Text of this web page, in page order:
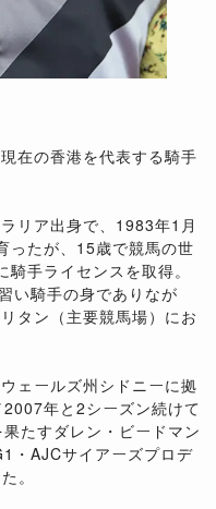
在の香港を代表する騎手
リア出身で、1983年1月
ったが、15歳で競馬の世
手ライセンスを取得。
い騎手の身でありなが
タン（主要競馬場）にお
ェールズ州シドニーに拠
年と2シーズン続けて
たすダレン・ビードマン
・AJCサイアーズプロデ
。